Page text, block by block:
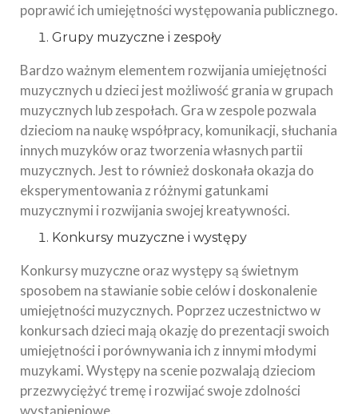
poprawić ich umiejętności występowania publicznego.
Grupy muzyczne i zespoły
Bardzo ważnym elementem rozwijania umiejętności
muzycznych u dzieci jest możliwość grania w grupach
muzycznych lub zespołach. Gra w zespole pozwala
dzieciom na naukę współpracy, komunikacji, słuchania
innych muzyków oraz tworzenia własnych partii
muzycznych. Jest to również doskonała okazja do
eksperymentowania z różnymi gatunkami
muzycznymi i rozwijania swojej kreatywności.
Konkursy muzyczne i występy
Konkursy muzyczne oraz występy są świetnym
sposobem na stawianie sobie celów i doskonalenie
umiejętności muzycznych. Poprzez uczestnictwo w
konkursach dzieci mają okazję do prezentacji swoich
umiejętności i porównywania ich z innymi młodymi
muzykami. Występy na scenie pozwalają dzieciom
przezwyciężyć tremę i rozwijać swoje zdolności